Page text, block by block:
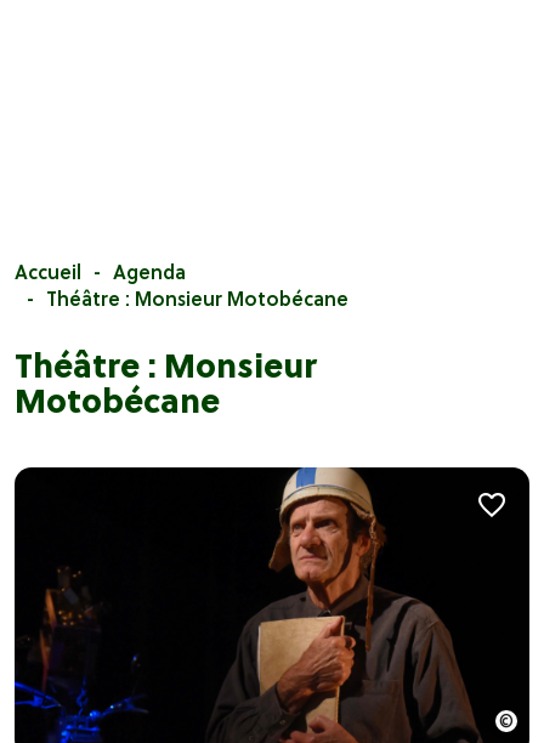
Accueil
Agenda
Théâtre : Monsieur Motobécane
Théâtre : Monsieur
Motobécane